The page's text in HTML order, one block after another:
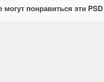
могут понравиться эти PSD